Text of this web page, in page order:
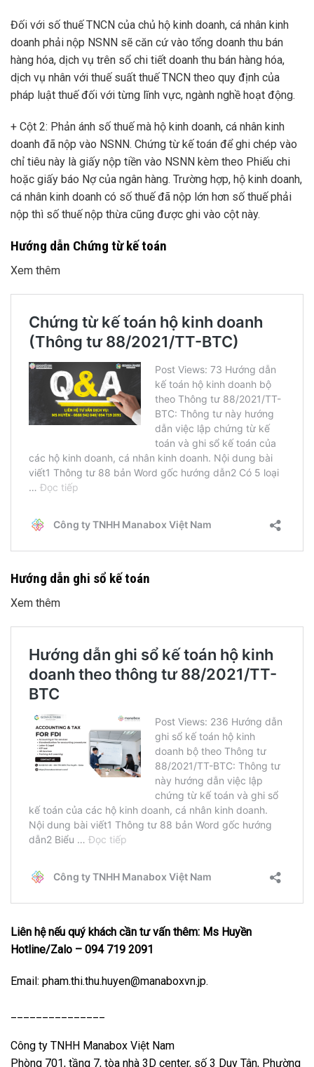
Đối với số thuế TNCN của chủ hộ kinh doanh, cá nhân kinh
doanh phải nộp NSNN sẽ căn cứ vào tổng doanh thu bán
hàng hóa, dịch vụ trên sổ chi tiết doanh thu bán hàng hóa,
dịch vụ nhân với thuế suất thuế TNCN theo quy định của
pháp luật thuế đối với từng lĩnh vực, ngành nghề hoạt động.
+ Cột 2: Phản ánh số thuế mà hộ kinh doanh, cá nhân kinh
doanh đã nộp vào NSNN. Chứng từ kế toán để ghi chép vào
chỉ tiêu này là giấy nộp tiền vào NSNN kèm theo Phiếu chi
hoặc giấy báo Nợ của ngân hàng. Trường hợp, hộ kinh doanh,
cá nhân kinh doanh có số thuế đã nộp lớn hơn số thuế phải
nộp thì số thuế nộp thừa cũng được ghi vào cột này.
Hướng dẫn Chứng từ kế toán
Xem thêm
Hướng dẫn ghi sổ kế toán
Xem thêm
Liên hệ nếu quý khách cần tư vấn thêm: Ms Huyền
Hotline/Zalo – 094 719 2091
Email: pham.thi.thu.huyen@manaboxvn.jp.
Công ty TNHH Manabox Việt Nam
Phòng 701, tầng 7, tòa nhà 3D center, số 3 Duy Tân, Phường